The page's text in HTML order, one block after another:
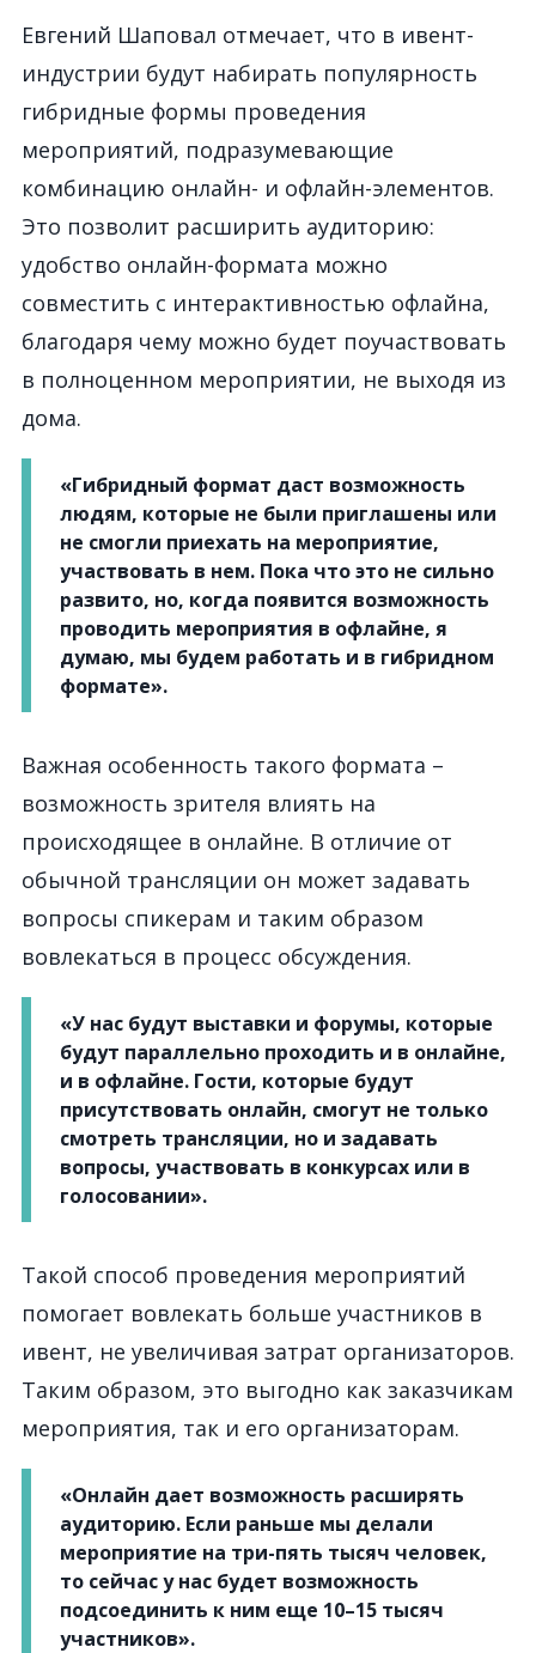
Евгений Шаповал отмечает, что в ивент-
индустрии будут набирать популярность
гибридные формы проведения
мероприятий, подразумевающие
комбинацию онлайн- и офлайн-элементов.
Это позволит расширить аудиторию:
удобство онлайн-формата можно
совместить с интерактивностью офлайна,
благодаря чему можно будет поучаствовать
в полноценном мероприятии, не выходя из
дома.
«Гибридный формат даст возможность
людям, которые не были приглашены или
не смогли приехать на мероприятие,
участвовать в нем. Пока что это не сильно
развито, но, когда появится возможность
проводить мероприятия в офлайне, я
думаю, мы будем работать и в гибридном
формате».
Важная особенность такого формата –
возможность зрителя влиять на
происходящее в онлайне. В отличие от
обычной трансляции он может задавать
вопросы спикерам и таким образом
вовлекаться в процесс обсуждения.
«У нас будут выставки и форумы, которые
будут параллельно проходить и в онлайне,
и в офлайне. Гости, которые будут
присутствовать онлайн, смогут не только
смотреть трансляции, но и задавать
вопросы, участвовать в конкурсах или в
голосовании».
Такой способ проведения мероприятий
помогает вовлекать больше участников в
ивент, не увеличивая затрат организаторов.
Таким образом, это выгодно как заказчикам
мероприятия, так и его организаторам.
«Онлайн дает возможность расширять
аудиторию. Если раньше мы делали
мероприятие на три-пять тысяч человек,
то сейчас у нас будет возможность
подсоединить к ним еще 10–15 тысяч
участников».